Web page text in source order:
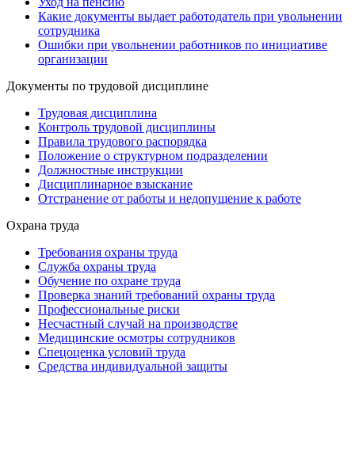
Какие документы выдает работодатель при увольнении
сотрудника
Ошибки при увольнении работников по инициативе
организации
Документы по трудовой дисциплине
Трудовая дисциплина
Контроль трудовой дисциплины
Правила трудового распорядка
Положение о структурном подразделении
Должностные инструкции
Дисциплинарное взыскание
Отстранение от работы и недопущение к работе
Охрана труда
Требования охраны труда
Служба охраны труда
Обучение по охране труда
Проверка знаний требований охраны труда
Профессиональные риски
Несчастный случай на производстве
Медицинские осмотры сотрудников
Спецоценка условий труда
Средства индивидуальной защиты